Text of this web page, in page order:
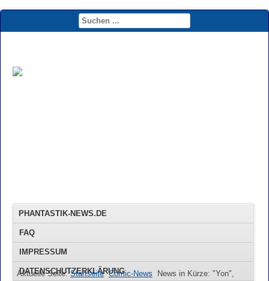
PHANTASTIK-NEWS.DE
FAQ
IMPRESSUM
DATENSCHUTZERKLÄRUNG
Aktuelle Seite:Startseite Comic-News
News in Kürze: "Yon",